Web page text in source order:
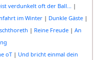
verdunkelt oft der Ball... |
im Winter| Dunkle Gäste|
| Reine Freude| An
oT| Und bricht einmal dein